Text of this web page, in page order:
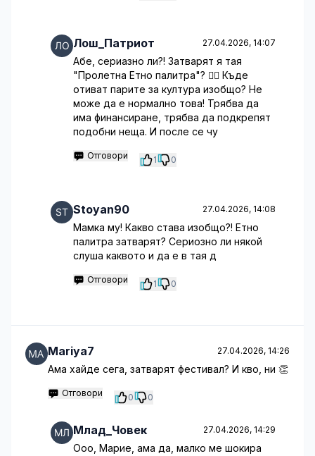
Лош_Патриот 27.04.2026, 14:07
Абе, сериазно ли?! Затварят я тая
"Пролетна Етно палитра"? 🤦‍♀️ Къде
отиват парите за култура изобщо? Не
може да е нормално това! Трябва да
има финансиране, трябва да подкрепят
подобни неща. И после се чу
Отговори 1 0
Stoyan90 27.04.2026, 14:08
Мамка му! Какво става изобщо?! Етно
палитра затварят? Сериозно ли някой
слуша каквото и да е в тая д
Отговори 1 0
Mariya7 27.04.2026, 14:26
Ама хайде сега, затварят фестивал? И кво, ни 👏
Отговори 0 0
Млад_Човек 27.04.2026, 14:29
Ооо, Марие, ама да, малко ме шокира